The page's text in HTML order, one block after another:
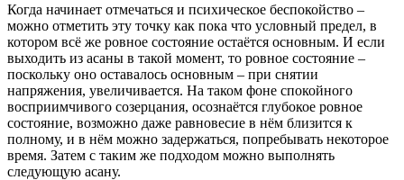
Когда начинает отмечаться и психическое беспокойство –
можно отметить эту точку как пока что условный предел, в
котором всё же ровное состояние остаётся основным. И если
выходить из асаны в такой момент, то ровное состояние –
поскольку оно оставалось основным – при снятии
напряжения, увеличивается. На таком фоне спокойного
восприимчивого созерцания, осознаётся глубокое ровное
состояние, возможно даже равновесие в нём близится к
полному, и в нём можно задержаться, попребывать некоторое
время. Затем с таким же подходом можно выполнять
следующую асану.